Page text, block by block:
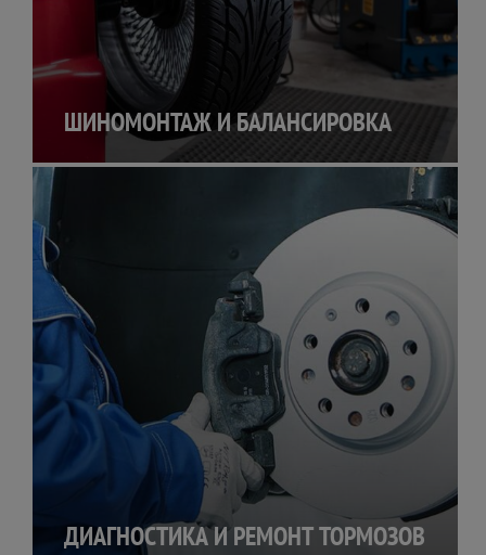
ШИНОМОНТАЖ И БАЛАНСИРОВКА
ДИАГНОСТИКА И РЕМОНТ ТОРМОЗОВ